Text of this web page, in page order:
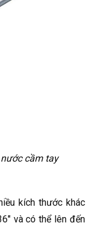
cầm tay
kích thước khác
và có thể lên đến